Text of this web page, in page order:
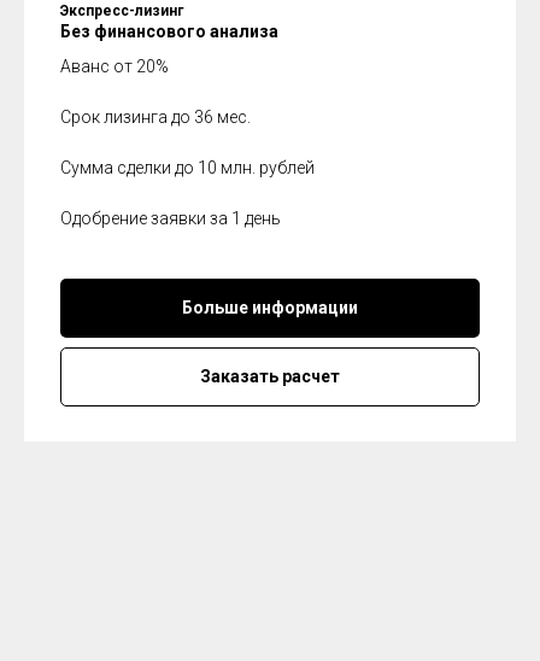
Экспресс-лизинг
Без финансового анализа
Аванс от 20%
Срок лизинга до 36 мес.
Сумма сделки до 10 млн. рублей
Одобрение заявки за 1 день
Больше информации
Заказать расчет